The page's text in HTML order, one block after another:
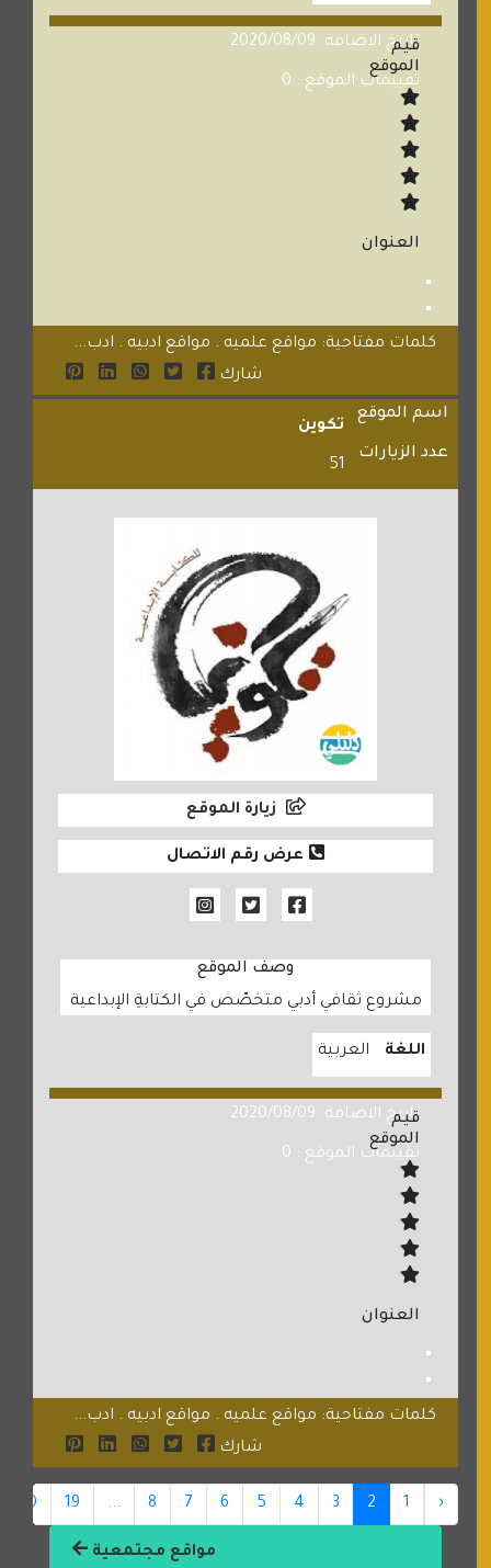
تاريخ الاضافة: 2020/08/09
تقييمات الموقع : 0
قيم
الموقع
العنوان
كلمات مفتاحية: مواقع علميه . مواقع ادبيه . ادب...
شارك
اسم الموقع
تكوين
عدد الزيارات
51
زيارة الموقع
عرض رقم الاتصال
وصف الموقع
مشروع ثقافي أدبي متخصّص في الكتابةِ الإبداعية
اللغة العربية
تاريخ الاضافة: 2020/08/09
تقييمات الموقع : 0
قيم
الموقع
العنوان
كلمات مفتاحية: مواقع علميه . مواقع ادبيه . ادب...
شارك
‹
1
2
3
4
5
6
7
8
...
19
20
مواقع مجتمعية